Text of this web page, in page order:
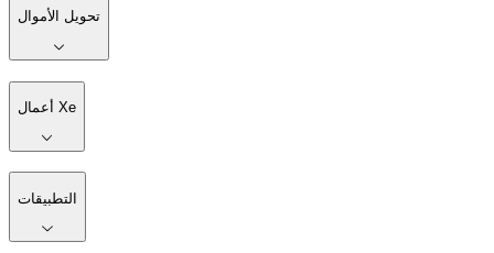
تحويل الأموال
أعمال Xe
التطبيقات